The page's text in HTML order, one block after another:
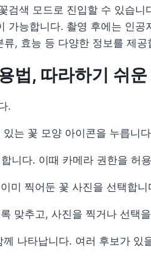
검색 모드로 진입할 수 있습니
가능합니다. 촬영 후에는 인공
, 효능 등 다양한 정보를 제공
법, 따라하기 쉬
.
는 꽃 모양 아이콘을 누릅니
합니다. 이때 카메라 권한을 허
미 찍어둔 꽃 사진을 선택합니
맞추고, 사진을 찍거나 선택
나타납니다. 여러 후보가 있